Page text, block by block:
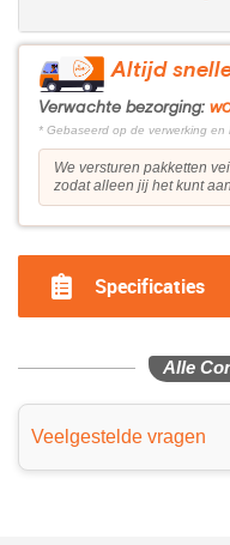
Altijd
Verwachte bezorging:
* Gebaseerd op de verwerking en
We versturen pakketten
zodat alleen jij het kunt
Specificaties
Alle
Veelgestelde vragen